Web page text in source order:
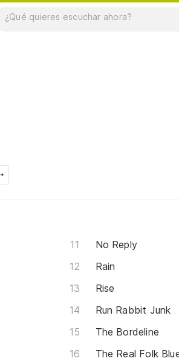
No Reply
Rain
Rise
Run Rabbit Junk
The Bordeline
The Real Folk